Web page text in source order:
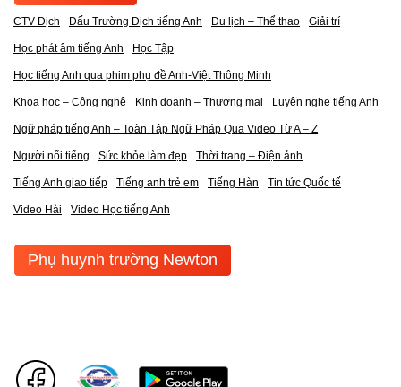
CTV Dịch Đấu Trường Dịch tiếng Anh Du lịch – Thể thao Giải trí
Học phát âm tiếng Anh Học Tập
Học tiếng Anh qua phim phụ đề Anh-Việt Thông Minh
Khoa học – Công nghệ Kinh doanh – Thương mại Luyện nghe tiếng Anh
Ngữ pháp tiếng Anh – Toàn Tập Ngữ Pháp Qua Video Từ A – Z
Người nổi tiếng Sức khỏe làm đẹp Thời trang – Điện ảnh
Tiếng Anh giao tiếp Tiếng anh trẻ em Tiếng Hàn Tin tức Quốc tế
Video Hài Video Học tiếng Anh
Phụ huynh trường Newton